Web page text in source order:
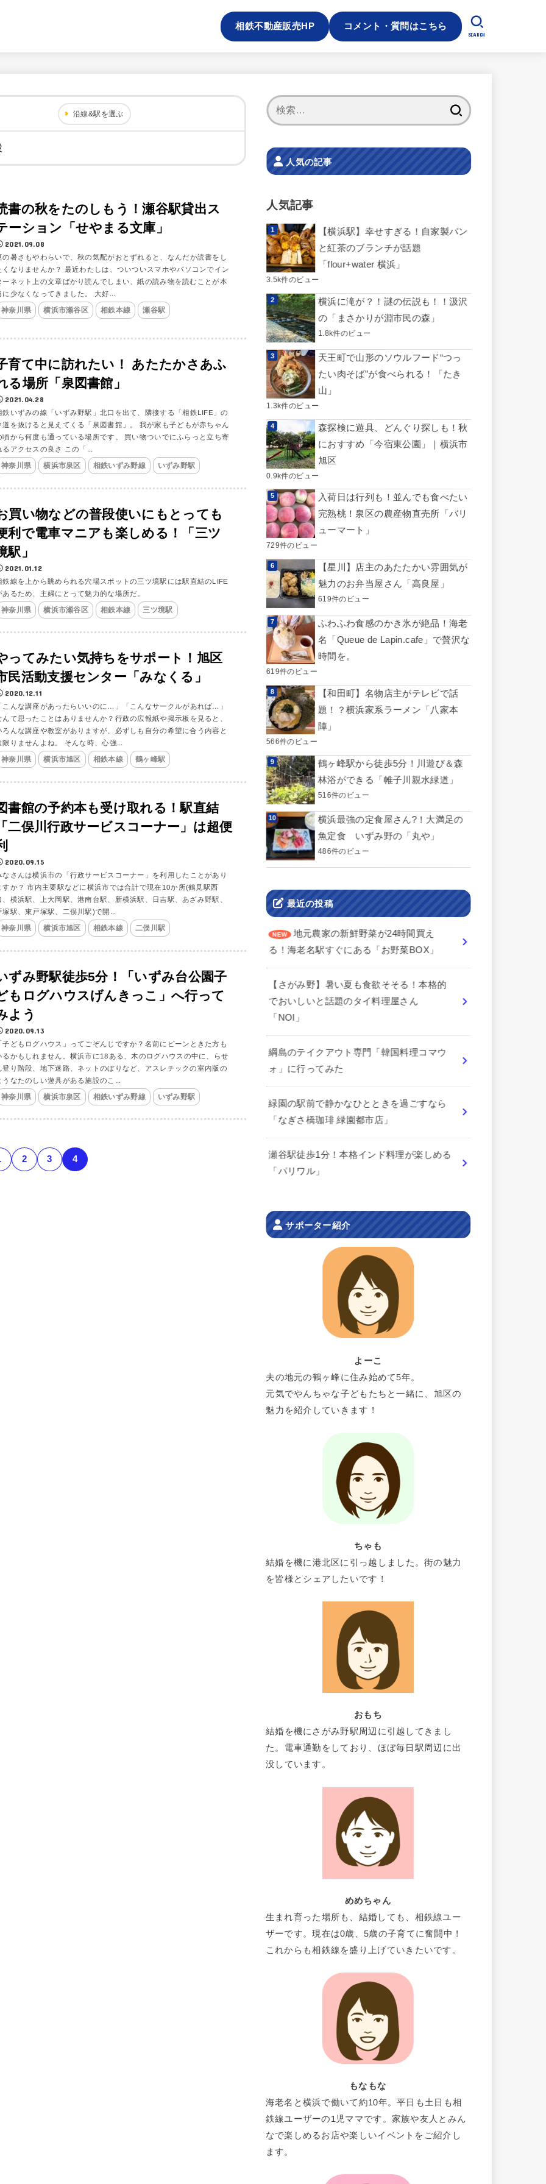
相鉄不動産販売HP コメント・質問はこちら
SEARCH
沿線&駅を選ぶ
書の秋をたのしもう！瀬谷駅貸出ス
ーション「せやまる文庫」
2021.09.08
の暑さもやわらいで、秋の気配がおとずれると、なんだか読書をし
くなりませんか？ 最近わたしは、ついついスマホやパソコンでイン
ーネット上の文章ばかり読んでしまい、紙の読み物を読むことが本
に少なくなってきました。 大好...
神奈川県 横浜市瀬谷区 相鉄本線 瀬谷駅
育て中に訪れたい！ あたたかさあふ
る場所「泉図書館」
2021.04.28
鉄いずみの線「いずみ野駅」北口を出て、隣接する「相鉄LIFE」の
道を抜けると見えてくる「泉図書館」。 我が家も子どもが赤ちゃん
頃から何度も通っている場所です。 買い物ついでにふらっと立ち寄
るアクセスの良さ この「...
神奈川県 横浜市泉区 相鉄いずみ野線 いずみ野駅
買い物などの普段使いにもとっても
利で電車マニアも楽しめる！「三ツ
駅」
2021.01.12
鉄線を上から眺められる穴場スポットの三ツ境駅には駅直結のLIFE
あるため、主婦にとって魅力的な場所だ。
神奈川県 横浜市瀬谷区 相鉄本線 三ツ境駅
ってみたい気持ちをサポート！旭区
民活動支援センター「みなくる」
2020.12.11
こんな講座があったらいいのに…」「こんなサークルがあれば…」
んて思ったことはありませんか？行政の広報紙や掲示板を見ると、
ろんな講座や教室がありますが、必ずしも自分の希望に合う内容と
限りませんよね。 そんな時、心強...
神奈川県 横浜市旭区 相鉄本線 鶴ヶ峰駅
書館の予約本も受け取れる！駅直結
二俣川行政サービスコーナー」は超便
2020.09.15
なさんは横浜市の「行政サービスコーナー」を利用したことがあり
すか？ 市内主要駅などに横浜市では合計で現在10か所(鶴見駅西
、横浜駅、上大岡駅、港南台駅、新横浜駅、日吉駅、あざみ野駅、
塚駅、東戸塚駅、二俣川駅)で開...
神奈川県 横浜市旭区 相鉄本線 二俣川駅
ずみ野駅徒歩5分！「いずみ台公園子
もログハウスげんきっこ」へ行って
よう
2020.09.13
子どもログハウス」ってごぞんじですか？名前にピーンときた方も
るかもしれません。横浜市に18ある、木のログハウスの中に、らせ
登り階段、地下迷路、ネットのぼりなど、アスレチックの室内版の
うなたのしい遊具がある施設のこ...
神奈川県 横浜市泉区 相鉄いずみ野線 いずみ野駅
2 3 4
人気の記事
人気記事
【横浜駅】幸せすぎる！自家製パン
と紅茶のブランチが話題
「flour+water 横浜」
3.5k件のビュー
横浜に滝が？！謎の伝説も！！汲沢
の「まさかりが淵市民の森」
1.8k件のビュー
天王町で山形のソウルフード“つっ
たい肉そば”が食べられる！「たき
山」
1.3k件のビュー
森探検に遊具、どんぐり探しも！秋
におすすめ「今宿東公園」｜横浜市
旭区
0.9k件のビュー
入荷日は行列も！並んでも食べたい
完熟桃！泉区の農産物直売所「バリ
ューマート」
729件のビュー
【星川】店主のあたたかい雰囲気が
魅力のお弁当屋さん「高良屋」
619件のビュー
ふわふわ食感のかき氷が絶品！海老
名「Queue de Lapin.cafe」で贅沢な
時間を。
619件のビュー
【和田町】名物店主がテレビで話
題！？横浜家系ラーメン「八家本
陣」
566件のビュー
鶴ヶ峰駅から徒歩5分！川遊び＆森
林浴ができる「帷子川親水緑道」
516件のビュー
横浜最強の定食屋さん?！大満足の
魚定食 いずみ野の「丸や」
486件のビュー
最近の投稿
地元農家の新鮮野菜が24時間買え
る！海老名駅すぐにある「お野菜BOX」
【さがみ野】暑い夏も食欲そそる！本格的
でおいしいと話題のタイ料理屋さん
「NOI」
綱島のテイクアウト専門「韓国料理コマウ
ォ」に行ってみた
緑園の駅前で静かなひとときを過ごすなら
「なぎさ橋珈琲 緑園都市店」
瀬谷駅徒歩1分！本格インド料理が楽しめる
「パリワル」
サポーター紹介
よーこ
夫の地元の鶴ヶ峰に住み始めて5年。
元気でやんちゃな子どもたちと一緒に、旭区の
魅力を紹介していきます！
ちゃも
結婚を機に港北区に引っ越しました。街の魅力
を皆様とシェアしたいです！
おもち
結婚を機にさがみ野駅周辺に引越してきまし
た。電車通勤をしており、ほぼ毎日駅周辺に出
没しています。
めめちゃん
生まれ育った場所も、結婚しても、相鉄線ユー
ザーです。現在は0歳、5歳の子育てに奮闘中！
これからも相鉄線を盛り上げていきたいです。
もなもな
海老名と横浜で働いて約10年。平日も土日も相
鉄線ユーザーの1児ママです。家族や友人とみん
なで楽しめるお店や楽しいイベントをご紹介し
ます。